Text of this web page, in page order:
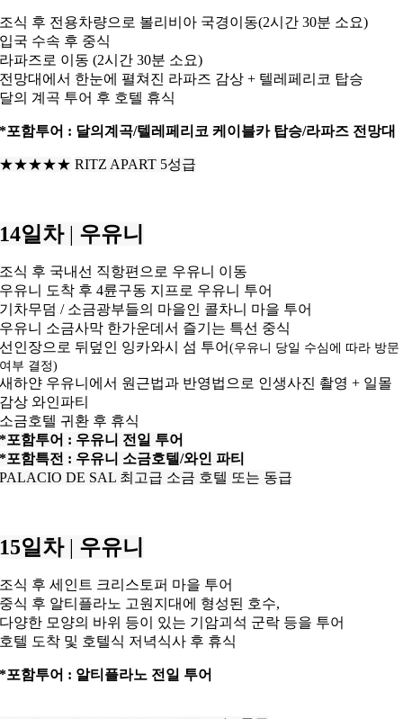
조식 후 전용차량으로 볼리비아 국경이동(2시간 30분 소요)
입국 수속 후 중식
라파즈로 이동 (2시간 30분 소요)
전망대에서 한눈에 펼쳐진 라파즈 감상 + 텔레페리코 탑승
달의 계곡 투어 후 호텔 휴식
*포함투어 : 달의계곡/텔레페리코 케이블카 탑승/라파즈 전망대
★★★★★ RITZ APART 5성급
14일차 | 우유니
조식 후 국내선 직항편으로 우유니 이동
우유니 도착 후 4륜구동 지프로 우유니 투어
기차무덤 / 소금광부들의 마을인 콜차니 마을 투어
우유니 소금사막 한가운데서 즐기는 특선 중식
선인장으로 뒤덮인 잉카와시 섬 투어(우유니 당일 수심에 따라 방문
여부 결정)
새하얀 우유니에서 원근법과 반영법으로 인생사진 촬영 + 일몰
감상 와인파티
소금호텔 귀환 후 휴식
*포함투어 : 우유니 전일 투어
*포함특전 : 우유니 소금호텔/와인 파티
PALACIO DE SAL 최고급 소금 호텔 또는 동급
15일차 | 우유니
조식 후 세인트 크리스토퍼 마을 투어
중식 후 알티플라노 고원지대에 형성된 호수,
다양한 모양의 바위 등이 있는 기암괴석 군락 등을 투어
호텔 도착 및 호텔식 저녁식사 후 휴식
*포함투어 : 알티플라노 전일 투어